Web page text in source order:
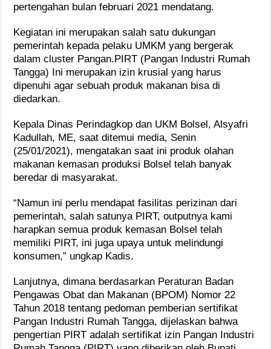
pertengahan bulan februari 2021 mendatang.
Kegiatan ini merupakan salah satu dukungan
pemerintah kepada pelaku UMKM yang bergerak
dalam cluster Pangan.PIRT (Pangan Industri Rumah
Tangga) Ini merupakan izin krusial yang harus
dipenuhi agar sebuah produk makanan bisa di
diedarkan.
Kepala Dinas Perindagkop dan UKM Bolsel, Alsyafri
Kadullah, ME, saat ditemui media, Senin
(25/01/2021), mengatakan saat ini produk olahan
makanan kemasan produksi Bolsel telah banyak
beredar di masyarakat.
“Namun ini perlu mendapat fasilitas perizinan dari
pemerintah, salah satunya PIRT, outputnya kami
harapkan semua produk kemasan Bolsel telah
memiliki PIRT, ini juga upaya untuk melindungi
konsumen,” ungkap Kadis.
Lanjutnya, dimana berdasarkan Peraturan Badan
Pengawas Obat dan Makanan (BPOM) Nomor 22
Tahun 2018 tentang pedoman pemberian sertifikat
Pangan Industri Rumah Tangga, dijelaskan bahwa
pengertian PIRT adalah sertifikat izin Pangan Industri